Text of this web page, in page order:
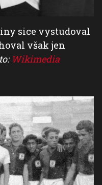
sice vystudoval
však jen
Wikimedia